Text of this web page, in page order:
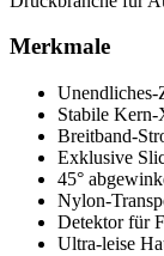
Merkmale
Stabile
Breitband-
Exklusive
45°
Nylon-
Detektor für
Ultra-leise